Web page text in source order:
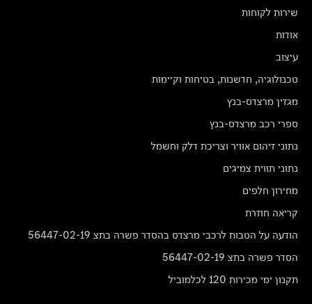
שירות לקוחות
אודות
עיצוב
טכנולוגיה, חדשנות, בטיחות וקיימות
מגזין מרצדס-בנץ
ספרי רכב מרצדס-בנץ
נתוני זיהום אוויר וצריכת דלק וחשמל
נתוני תווית צמיגים
מחירון חלפים
קריאה חוזרת
הודעה על הטבות לרכבי מרצדס בהסדר פשרה בתצ 56447-02-19
הסדר פשרה בתצ 56447-02-19
תקנון ימי מכירות 120 לכלמוביל